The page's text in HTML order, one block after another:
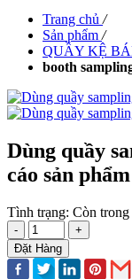
Trang chủ /
Sản phẩm /
QUẦY KỆ
booth
Dùng quầy
cáo sản
Tình trạng: Còn
-
+
Đặt Hàng